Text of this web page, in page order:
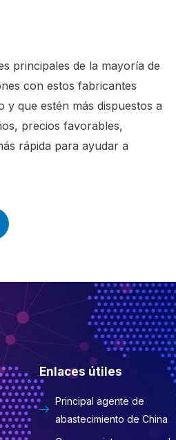
principales de la mayoría de
con estos fabricantes
que estén más dispuestos a
precios favorables,
rápida para ayudar a
Enlaces útiles
Principal agente de
abastecimiento de China